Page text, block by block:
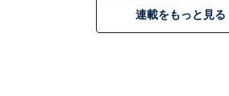
連載をもっと見る